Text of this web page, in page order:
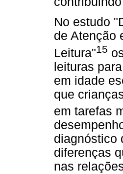
No estudo
de Atenção
Leitura"15
leituras
em idade
que
em tarefas
diagnóstico
diferenças
nas